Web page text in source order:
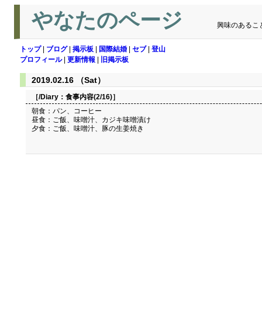
やなたのページ 興味のあるこ
トップ| ブログ| 掲示板 国際結婚 セブ| 登山
プロフィール| 更新情報 旧掲示板
2019.02.16 （Sat）
［/Diary： 食事内容(2/16)］
朝食：パン、コーヒー
昼食：ご飯、味噌汁、カジキ味噌漬け
夕食：ご飯、味噌汁、豚の生姜焼き